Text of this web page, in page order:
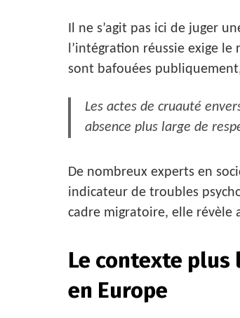
Il ne s’agit pas ici de juger
l’intégration réussie exige le
sont bafouées
Les actes de cruauté
absence plus large de
De nombreux experts en
indicateur de troubles
cadre migratoire, elle révèle
Le contexte
en Europe